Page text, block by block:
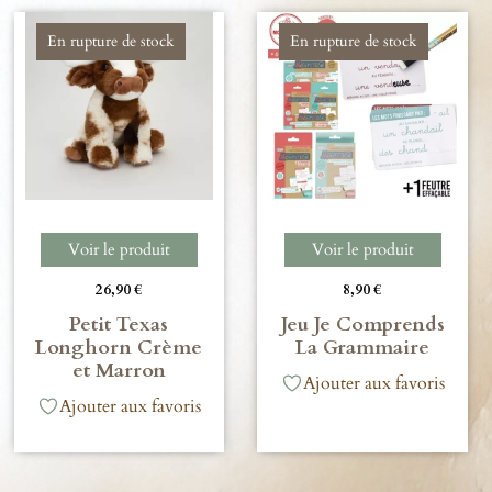
En rupture de stock
Voir le produit
26,90€
Petit Texas
Longhorn Crème
et Marron
Ajouter aux favoris
En rupture de stock
Voir le produit
8,90€
Jeu Je Comprends
La Grammaire
Ajouter aux favoris